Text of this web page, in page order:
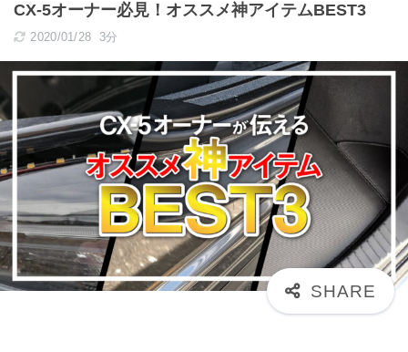
CX-5オーナー必見！オススメ神アイテムBEST3
2020/01/28 3分